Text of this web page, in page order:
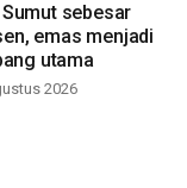
sebesar
emas menjadi
utama
2026